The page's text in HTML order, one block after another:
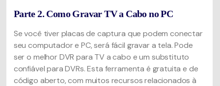
Parte 2. Como Gravar TV a Cabo no PC
Se você tiver placas de captura que podem conectar
seu computador e PC, será fácil gravar a tela. Pode
ser o melhor DVR para TV a cabo e um substituto
confiável para DVRs. Esta ferramenta é gratuita e de
código aberto, com muitos recursos relacionados à